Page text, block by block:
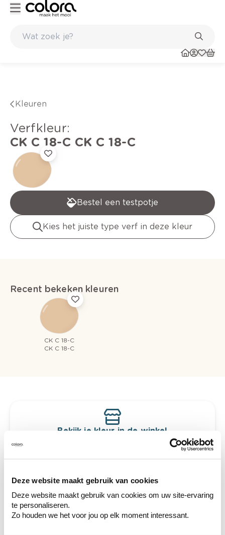
Deze website maakt gebruik van cookies
Deze website maakt gebruik van cookies om uw site-ervaring
te personaliseren.
Zo houden we het voor jou op elk moment interessant.
Kleuren
verfkleur:
CK C 18-C CK C 18-C
Bestel een testpotje
Kies het juiste type verf in deze kleur
Recent bekeken kleuren
CK C 18-C
CK C 18-C
Bekijk je kleur in de winkel
Ontdek er kleurechte stalen van je
te verfijnen.
Krijg persoonlijk advies om kleuren te
combineren.